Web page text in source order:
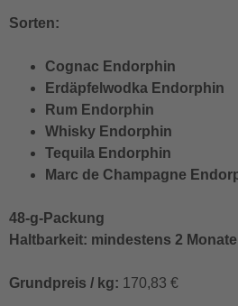
Sorten:
Cognac Endorphin
Erdäpfelwodka Endorphin
Rum Endorphin
Whisky Endorphin
Tequila Endorphin
Marc de Champagne
48-g-Packung
Haltbarkeit: mindestens 2
Grundpreis / kg: 170,83 €